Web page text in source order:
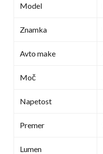
Model
Znamka
Avto make
Moč
Napetost
Premer
Lumen